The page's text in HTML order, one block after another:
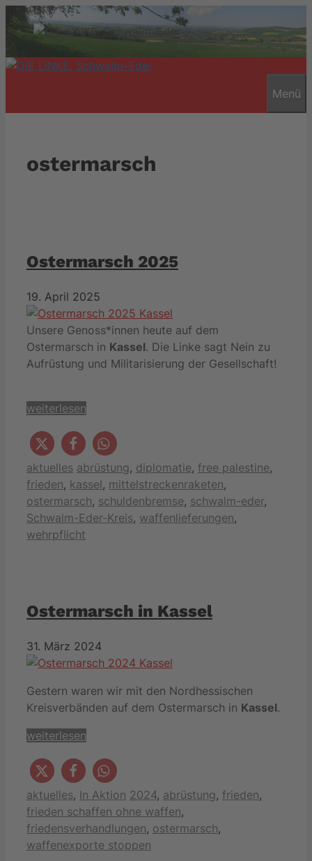
Zum
Inhalt
springen
Menü
ostermarsch
Ostermarsch 2025
19. April 2025
Unsere Genoss*innen heute auf dem
Ostermarsch in Kassel. Die Linke sagt Nein zu
Aufrüstung und Militarisierung der Gesell­schaft!
weiterlesen
Kategorien
aktuelles Schlagwörter
abrüstung, diplomatie, free palestine,
frieden, kassel, mittelstreckenraketen,
ostermarsch, schuldenbremse, schwalm-eder,
Schwalm-Eder-Kreis, waffenlieferungen,
wehrpflicht
Ostermarsch in Kassel
31. März 2024
Gestern waren wir mit den Nordhessischen
Kreisverbänden auf dem Ostermarsch in Kassel.
weiterlesen
Kategorien
aktuelles, In Aktion Schlagwörter
2024, abrüstung, frieden,
frieden schaffen ohne waffen,
friedensverhandlungen, ostermarsch,
waffenexporte stoppen